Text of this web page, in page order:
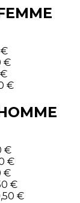
€
€
€
€
€
€
€